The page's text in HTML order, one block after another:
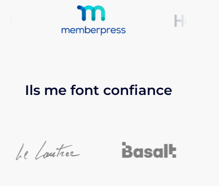
Ils me font confiance